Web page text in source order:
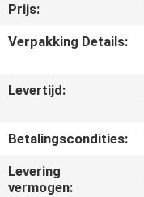
NEEM
CONTACT
OM
EEN
Prijs:
Verpakking Details:
Levertijd:
Betalingscondities:
Levering
vermogen: